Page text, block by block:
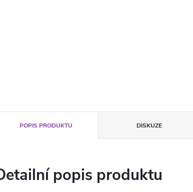
POPIS PRODUKTU DISKUZE
popis produktu